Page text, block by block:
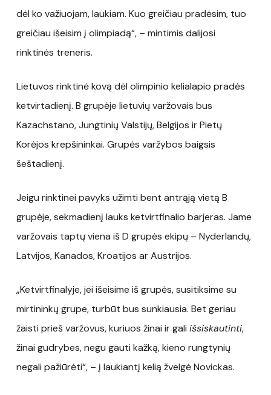
dėl ko važiuojam, laukiam. Kuo greičiau pradėsim, tuo
greičiau išeisim į olimpiadą“, – mintimis dalijosi
rinktinės treneris.
Lietuvos rinktinė kovą dėl olimpinio kelialapio pradės
ketvirtadienį. B grupėje lietuvių varžovais bus
Kazachstano, Jungtinių Valstijų, Belgijos ir Pietų
Korėjos krepšininkai. Grupės varžybos baigsis
šeštadienį.
Jeigu rinktinei pavyks užimti bent antrąją vietą B
grupėje, sekmadienį lauks ketvirtfinalio barjeras. Jame
varžovais taptų viena iš D grupės ekipų – Nyderlandų,
Latvijos, Kanados, Kroatijos ar Austrijos.
„Ketvirtfinalyje, jei išeisime iš grupės, susitiksime su
mirtininkų grupe, turbūt bus sunkiausia. Bet geriau
žaisti prieš varžovus, kuriuos žinai ir gali išsiskautinti,
žinai gudrybes, negu gauti kažką, kieno rungtynių
negali pažiūrėti“, – į laukiantį kelią žvelgė Novickas.